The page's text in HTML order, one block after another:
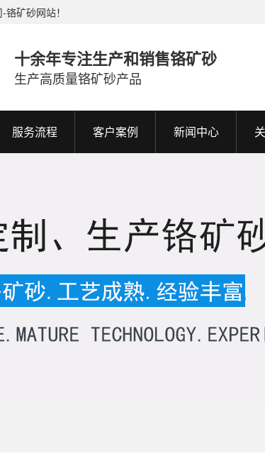
矿砂网站！
十余年专注生产和销售铬矿砂
生产高质量铬矿砂产品
服务流程 客户案例 新闻中心